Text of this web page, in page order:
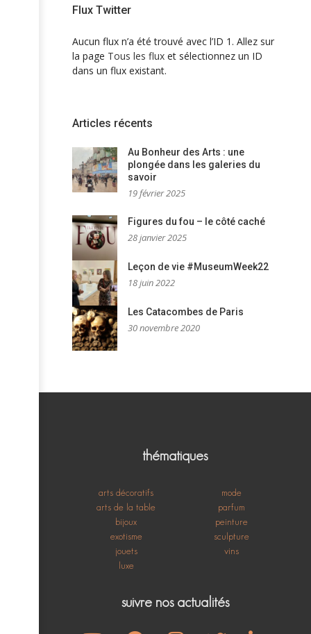
Flux Twitter
Aucun flux n’a été trouvé avec l’ID 1. Allez sur
la page Tous les flux et sélectionnez un ID
dans un flux existant.
Articles récents
Au Bonheur des Arts : une
plongée dans les galeries du
savoir
19 février 2025
Figures du fou – le côté caché
28 janvier 2025
Leçon de vie #MuseumWeek22
18 juin 2022
Les Catacombes de Paris
30 novembre 2020
thématiques
arts décoratifs
arts de la table
bijoux
exotisme
jouets
luxe
mode
parfum
peinture
sculpture
vins
suivre nos actualités